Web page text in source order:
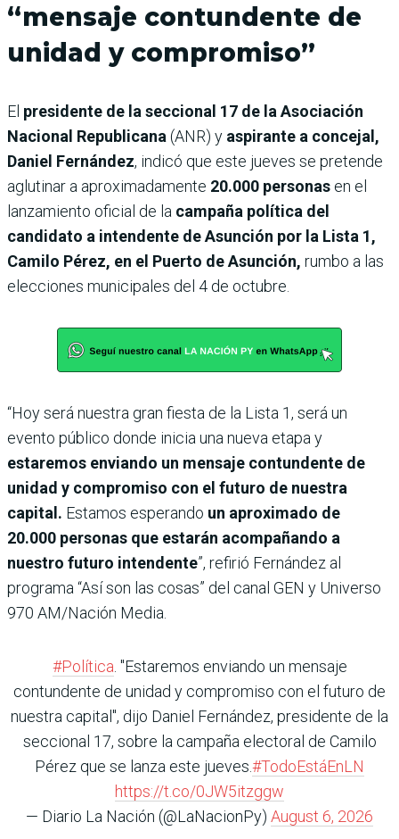
“mensaje contundente de
unidad y compromiso”
El presidente de la seccional 17 de la Asociación
Nacional Republicana (ANR) y aspirante a concejal,
Daniel Fernández, indicó que este jueves se pretende
aglutinar a aproximadamente 20.000 personas en el
lanzamiento oficial de la campaña política del
candidato a intendente de Asunción por la Lista 1,
Camilo Pérez, en el Puerto de Asunción, rumbo a las
elecciones municipales del 4 de octubre.
“Hoy será nuestra gran fiesta de la Lista 1, será un
evento público donde inicia una nueva etapa y
estaremos enviando un mensaje contundente de
unidad y compromiso con el futuro de nuestra
capital. Estamos esperando un aproximado de
20.000 personas que estarán acompañando a
nuestro futuro intendente”, refirió Fernández al
programa “Así son las cosas” del canal GEN y Universo
970 AM/Nación Media.
#Política . "Estaremos enviando un mensaje
contundente de unidad y compromiso con el futuro de
nuestra capital", dijo Daniel Fernández, presidente de la
seccional 17, sobre la campaña electoral de Camilo
Pérez que se lanza este jueves.#TodoEstáEnLN
https://t.co/0JW5itzggw
— Diario La Nación (@LaNacionPy) August 6, 2026